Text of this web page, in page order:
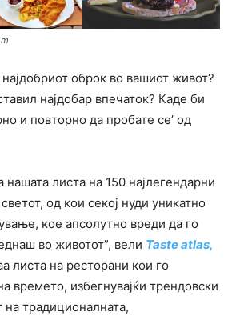
оброк во вашиот живот?
најдобар впечаток? Каде би
и повторно да пробате се’ од
нашата листа на 150 најлегендарни
од кои секој нуди уникатно
кое апсолутно вреди да го
во животот”, вели Taste atlas,
листа на ресторани кои го
времето, избегнувајќи трендовски
на традиционалната,